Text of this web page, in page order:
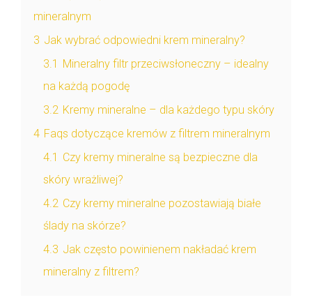
mineralnym
3 Jak wybrać odpowiedni krem mineralny?
3.1 Mineralny filtr przeciwsłoneczny – idealny
na każdą pogodę
3.2 Kremy mineralne – dla każdego typu skóry
4 Faqs dotyczące kremów z filtrem mineralnym
4.1 Czy kremy mineralne są bezpieczne dla
skóry wrażliwej?
4.2 Czy kremy mineralne pozostawiają białe
ślady na skórze?
4.3 Jak często powinienem nakładać krem
mineralny z filtrem?